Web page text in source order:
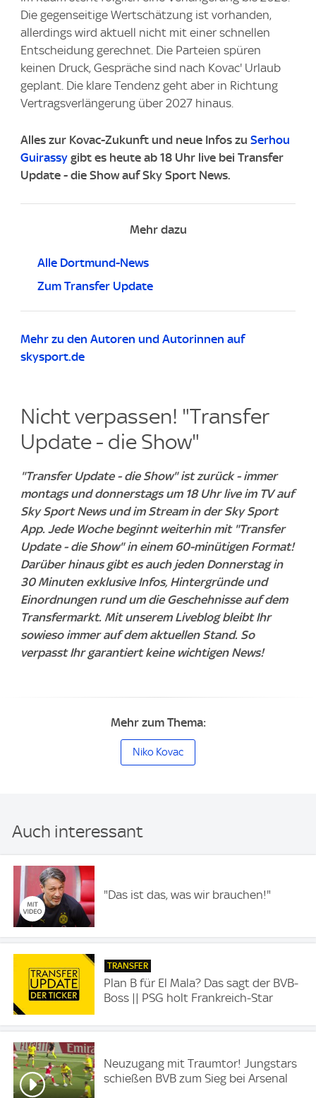
Die gegenseitige Wertschätzung ist vorhanden,
allerdings wird aktuell nicht mit einer schnellen
Entscheidung gerechnet. Die Parteien spüren
keinen Druck, Gespräche sind nach Kovac' Urlaub
geplant. Die klare Tendenz geht aber in Richtung
Vertragsverlängerung über 2027 hinaus.
Alles zur Kovac-Zukunft und neue Infos zu Serhou
Guirassy gibt es heute ab 18 Uhr live bei Transfer
Update - die Show auf Sky Sport News.
Mehr dazu
Alle Dortmund-News
Zum Transfer Update
Mehr zu den Autoren und Autorinnen auf
skysport.de
Nicht verpassen! "Transfer
Update - die Show"
"Transfer Update - die Show" ist zurück - immer
montags und donnerstags um 18 Uhr live im TV auf
Sky Sport News und im Stream in der Sky Sport
App. Jede Woche beginnt weiterhin mit "Transfer
Update - die Show" in einem 60-minütigen Format!
Darüber hinaus gibt es auch jeden Donnerstag in
30 Minuten exklusive Infos, Hintergründe und
Einordnungen rund um die Geschehnisse auf dem
Transfermarkt. Mit unserem Liveblog bleibt Ihr
sowieso immer auf dem aktuellen Stand. So
verpasst Ihr garantiert keine wichtigen News!
Mehr zum Thema:
Niko Kovac
Auch interessant
"Das ist das, was wir brauchen!"
TRANSFER
Plan B für El Mala? Das sagt der BVB-
Boss || PSG holt Frankreich-Star
Neuzugang mit Traumtor! Jungstars
schießen BVB zum Sieg bei Arsenal